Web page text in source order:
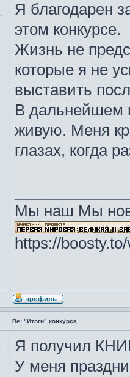
Я благодарен
этом конкурсе.
Жизнь не
которые я не
выставить
В дальнейшем
живую. Меня
глазах, когда
Мы наш Мы
https://
Re: "Итоги" конкурса
Я получил
У меня